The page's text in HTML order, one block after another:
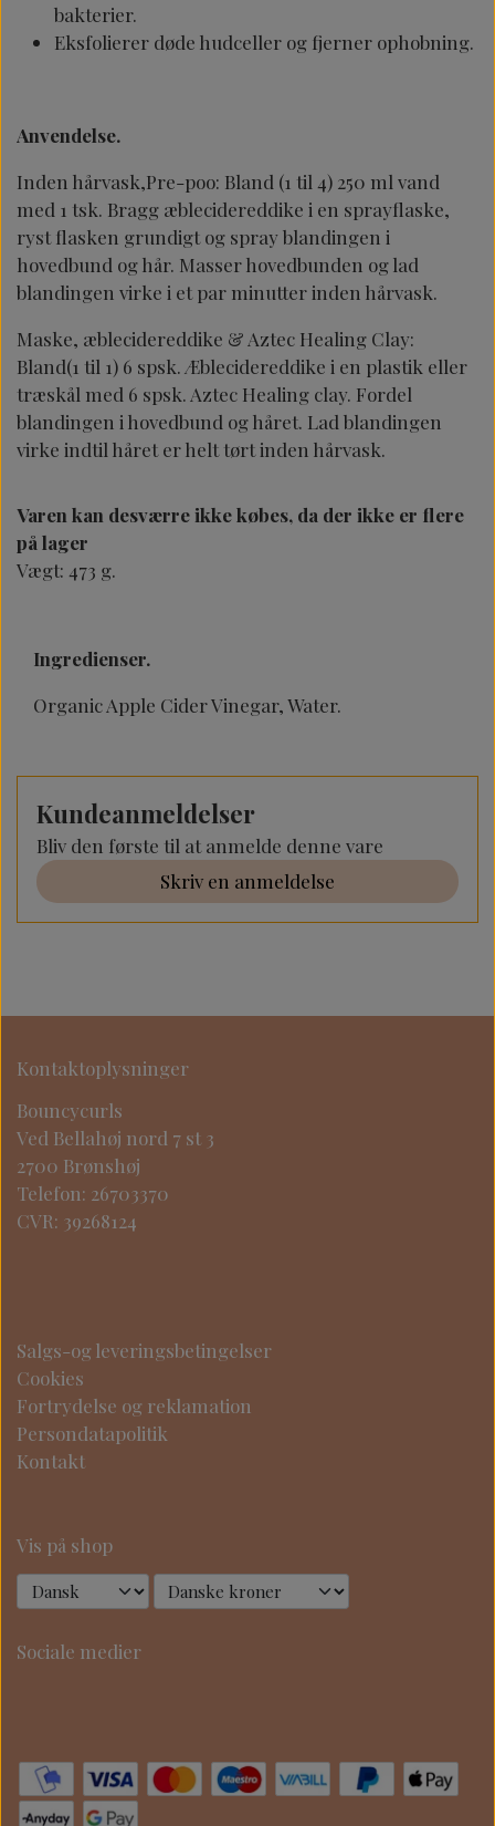
bakterier.
Eksfolierer døde hudceller og fjerner ophobning.
Anvendelse.
Inden hårvask,Pre-poo: Bland (1 til 4) 250 ml vand
med 1 tsk. Bragg æblecidereddike i en sprayflaske,
ryst flasken grundigt og spray blandingen i
hovedbund og hår. Masser hovedbunden og lad
blandingen virke i et par minutter inden hårvask.
Maske, æblecidereddike & Aztec Healing Clay:
Bland(1 til 1) 6 spsk. Æblecidereddike i en plastik eller
træskål med 6 spsk. Aztec Healing clay. Fordel
blandingen i hovedbund og håret. Lad blandingen
virke indtil håret er helt tørt inden hårvask.
Varen kan desværre ikke købes, da der ikke er flere
på lager
Vægt: 473 g.
Ingredienser.
Organic Apple Cider Vinegar, Water.
Kundeanmeldelser
Bliv den første til at anmelde denne vare
Skriv en anmeldelse
Kontaktoplysninger
Bouncycurls
Ved Bellahøj nord 7 st 3
2700 Brønshøj
Telefon: 26703370
CVR: 39268124
Salgs-og leveringsbetingelser
Cookies
Fortrydelse og reklamation
Persondatapolitik
Kontakt
Vis på shop
Sociale medier